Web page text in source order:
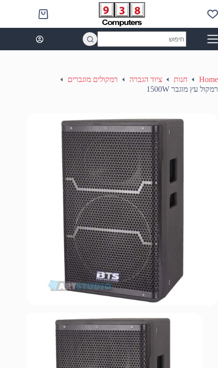
to
content
Shopping
cart
results
Home חנות ציוד הגברה
רמקולים מוגברים
רמקול עץ מוגבר 1500W